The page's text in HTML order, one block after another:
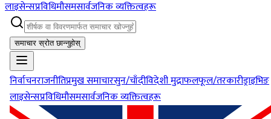
लाइसेन्सप्रविधिमौसमसार्वजनिक व्यक्तित्वहरू
समाचार स्रोत छान्नुहोस्
निर्वाचनराजनीतिप्रमुख समाचारसुन/चाँदीविदेशी मुद्राफलफूल/तरकारीड्राइभिङ
लाइसेन्सप्रविधिमौसमसार्वजनिक व्यक्तित्वहरू